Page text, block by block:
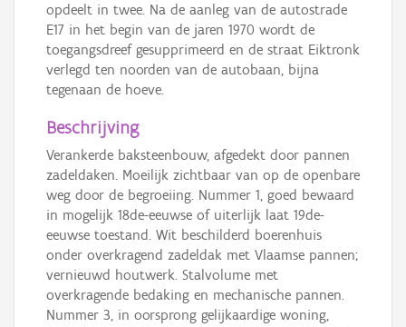
opdeelt in twee. Na de aanleg van de autostrade
E17 in het begin van de jaren 1970 wordt de
toegangsdreef gesupprimeerd en de straat Eiktronk
verlegd ten noorden van de autobaan, bijna
tegenaan de hoeve.
Beschrijving
Verankerde baksteenbouw, afgedekt door pannen
zadeldaken. Moeilijk zichtbaar van op de openbare
weg door de begroeiing. Nummer 1, goed bewaard
in mogelijk 18de-eeuwse of uiterlijk laat 19de-
eeuwse toestand. Wit beschilderd boerenhuis
onder overkragend zadeldak met Vlaamse pannen;
vernieuwd houtwerk. Stalvolume met
overkragende bedaking en mechanische pannen.
Nummer 3, in oorsprong gelijkaardige woning,